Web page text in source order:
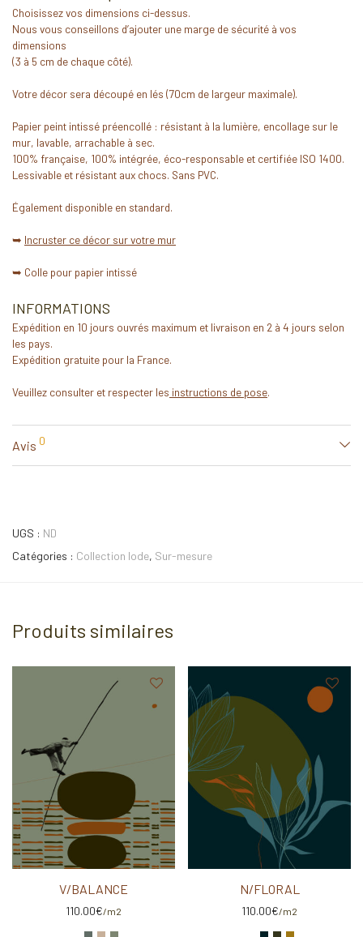
Choisissez vos dimensions ci-dessus.
Nous vous conseillons d’ajouter une marge de sécurité à vos
dimensions
(3 à 5 cm de chaque côté).
Votre décor sera découpé en lés (70cm de largeur maximale).
Papier peint intissé préencollé : résistant à la lumière, encollage sur le
mur, lavable, arrachable à sec.
100% française, 100% intégrée, éco-responsable et certifiée ISO 1400.
Lessivable et résistant aux chocs. Sans PVC.
Également disponible en standard.
➥ Incruster ce décor sur votre mur
➥ Colle pour papier intissé
INFORMATIONS
Expédition en 10 jours ouvrés maximum et livraison en 2 à 4 jours selon
les pays.
Expédition gratuite pour la France.
Veuillez consulter et respecter les instructions de pose.
Avis 0
UGS : ND
Catégories : Collection Iode, Sur-mesure
Produits similaires
V/BALANCE
110.00€/m2
N/FLORAL
110.00€/m2